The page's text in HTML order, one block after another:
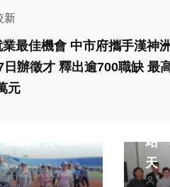
新
最佳機會 中市府攜手漢神洲
日辦徵才 釋出逾700職缺 最
元
綜合新聞
文教
民運動大
鎮市長和國
校長競走。
縣府提供）
政
年八月05日
南
站
天
化園許願藤花
社會
+